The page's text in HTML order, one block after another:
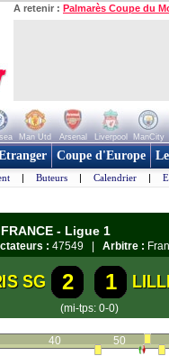
A retenir : Palmarès Coupe du
Man Utd Arsenal Liverpool ManCity
Coupe d'Europe
| Buteurs | Calendrier |
- Ligue 1
: 47549 | Arbitre :
SG 2 1
(mi-tps: 0-0)
40 50